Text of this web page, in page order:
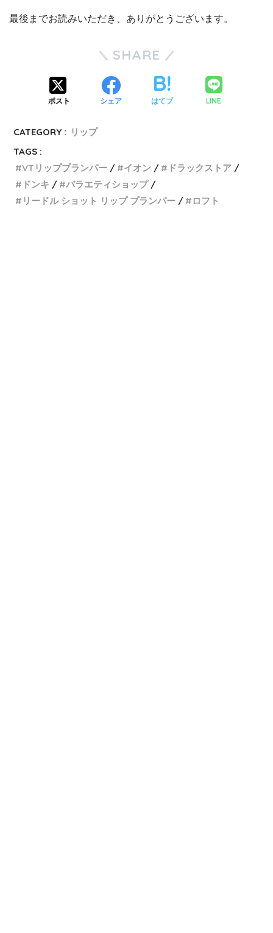
最後までお読みいただき、ありがとうございます。
SHARE
ポスト シェア はてブ LINE
CATEGORY : リップ
TAGS :
VTリッププランパー
イオン
ドラックストア
ドンキ
バラエティショップ
リードル ショット リップ プランパー
ロフト